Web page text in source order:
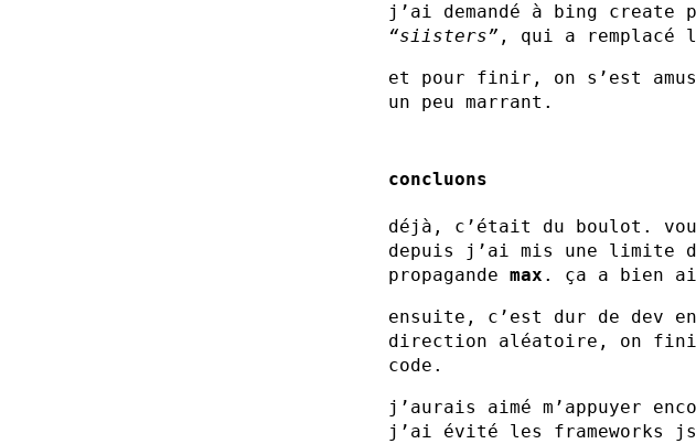
j’ai demandé à bing
“siisters” , qui a remplacé
et pour finir, on s’est
un peu marrant.
concluons
déjà, c’était du boulot.
depuis j’ai mis une limite
propagande max . ça a bien
ensuite, c’est dur de dev
direction aléatoire, on
code.
j’aurais aimé m’appuyer
j’ai évité les frameworks